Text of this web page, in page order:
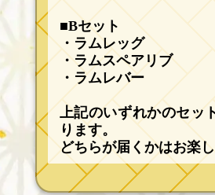
■Bセット
・ラムレッグ
・ラムスペアリブ
・ラムレバー
上記のいずれかのセッ
ります。
どちらが届くかはお楽